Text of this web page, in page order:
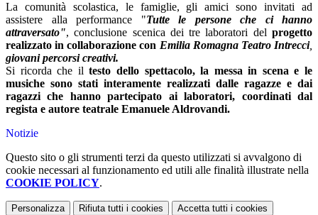
La comunità scolastica, le famiglie, gli amici sono invitati ad
assistere alla performance "Tutte le persone che ci hanno
attraversato", conclusione scenica dei tre laboratori del progetto
realizzato in collaborazione con Emilia Romagna Teatro Intrecci,
giovani percorsi creativi.
Si ricorda che iltesto dello spettacolo, la messa in scena e le
musiche sono stati interamente realizzati dalle ragazze e dai
ragazzi che hanno partecipato ai laboratori, coordinati dal
regista e autore teatrale Emanuele Aldrovandi.
Notizie
Questo sito o gli strumenti terzi da questo utilizzati si avvalgono di
cookie necessari al funzionamento ed utili alle finalità illustrate nella
COOKIE POLICY.
Personalizza Rifiuta tutti i cookies Accetta tutti i cookies